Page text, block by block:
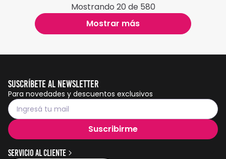
Mostrando 20 de 580
Mostrar más
Suscríbete al Newsletter
Para novedades y descuentos exclusivos
Suscribirme
Servicio al cliente